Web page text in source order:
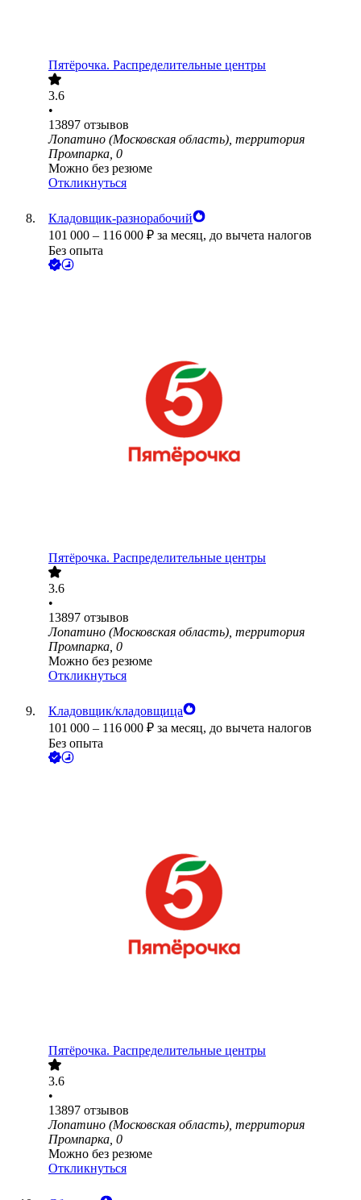
Пятёрочка. Распределительные центры
3.6
•
13897 отзывов
Лопатино (Московская область), территория
Промпарка, 0
Можно без резюме
Откликнуться
Кладовщик-разнорабочий
101 000 – 116 000 ₽ за месяц, до вычета налогов
Без опыта
Пятёрочка. Распределительные центры
3.6
•
13897 отзывов
Лопатино (Московская область), территория
Промпарка, 0
Можно без резюме
Откликнуться
Кладовщик/кладовщица
101 000 – 116 000 ₽ за месяц, до вычета налогов
Без опыта
Пятёрочка. Распределительные центры
3.6
•
13897 отзывов
Лопатино (Московская область), территория
Промпарка, 0
Можно без резюме
Откликнуться